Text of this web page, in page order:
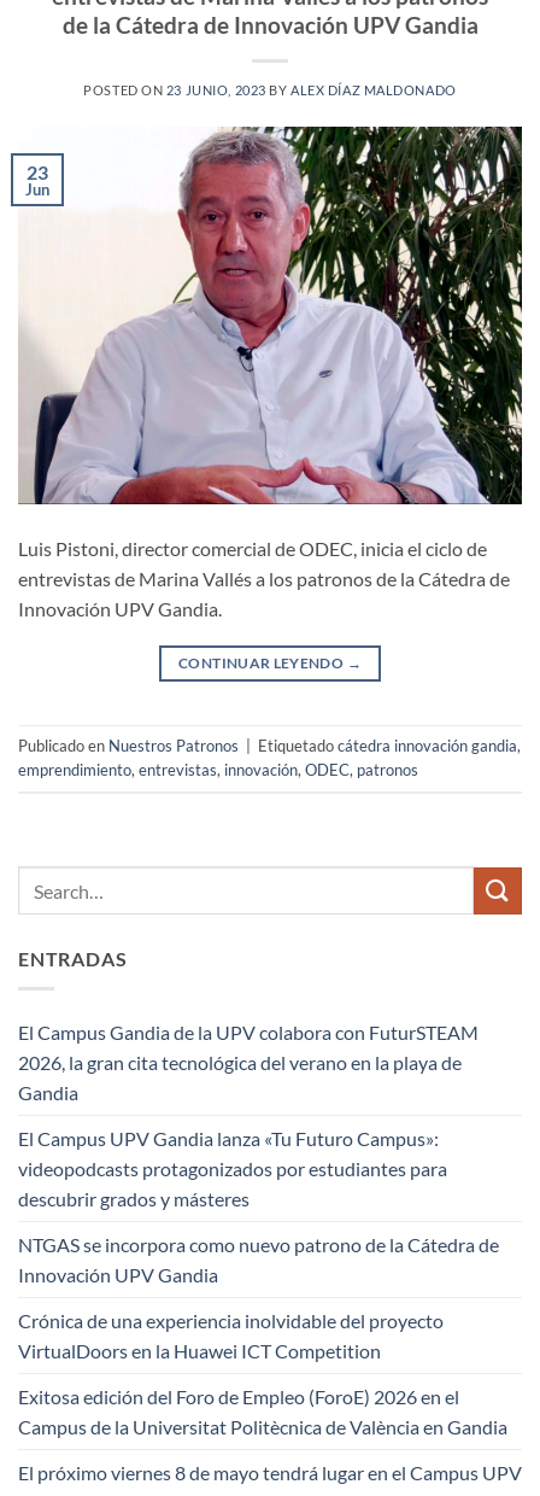
de la Cátedra de Innovación UPV Gandia
POSTED ON 23 JUNIO, 2023 BYALEX DÍAZ MALDONADO
23
Jun
Luis Pistoni, director comercial de ODEC, inicia el ciclo de
entrevistas de Marina Vallés a los patronos de la Cátedra de
Innovación UPV Gandia.
CONTINUAR LEYENDO →
Publicado en Nuestros Patronos Etiquetadocátedra innovación gandia,
emprendimiento,entrevistas, innovación,ODEC, patronos
ENTRADAS
El Campus Gandia de la UPV colabora con FuturSTEAM
2026, la gran cita tecnológica del verano en la playa de
Gandia
El Campus UPV Gandia lanza «Tu Futuro Campus»:
videopodcasts protagonizados por estudiantes para
descubrir grados y másteres
NTGAS se incorpora como nuevo patrono de la Cátedra de
Innovación UPV Gandia
Crónica de una experiencia inolvidable del proyecto
VirtualDoors en la Huawei ICT Competition
Exitosa edición del Foro de Empleo (ForoE) 2026 en el
Campus de la Universitat Politècnica de València en Gandia
El próximo viernes 8 de mayo tendrá lugar en el Campus UPV